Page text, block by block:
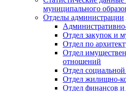
муниципального
Отделы администрации
Отдел закупок и
Отдел по
Отдел
отношений
Отдел
Отдел жилищно-
Отдел финансов